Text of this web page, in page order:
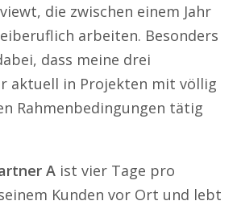
die zwischen einem Jahr
arbeiten. Besonders
dass meine drei
aktuell in Projekten mit völlig
Rahmenbedingungen tätig
A ist vier Tage pro
Kunden vor Ort und lebt